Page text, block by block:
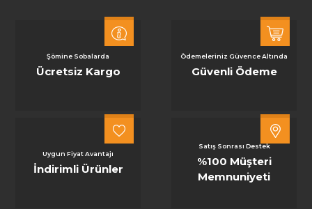
Şömine Sobalarda
Ücretsiz Kargo
Ödemeleriniz Güvence Altında
Güvenli Ödeme
Uygun Fiyat Avantajı
İndirimli Ürünler
Satış Sonrası Destek
%100 Müşteri
Memnuniyeti